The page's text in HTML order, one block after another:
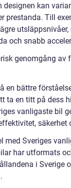
designen kan
prestanda. Till
och snabb
genomgång av
en bättre
ta en titt på dess
vanligaste bil
säkerhet
med Sveriges
har utformats
i Sverige